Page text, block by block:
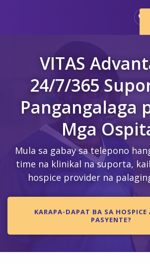
Mga Pangunahing Kaalaman
tungkol sa Hospice
Ang aming mga Serbisyo
Healthcare Professionals
Pamilya at Mga Tagapag-
alaga
VITAS
24/7/365
Pangangalaga
Mga
Mula sa gabay sa telepono
time na klinikal na suporta,
hospice provider na
KARAPA-DAPAT BA SA HOSPICE
PASYENTE?